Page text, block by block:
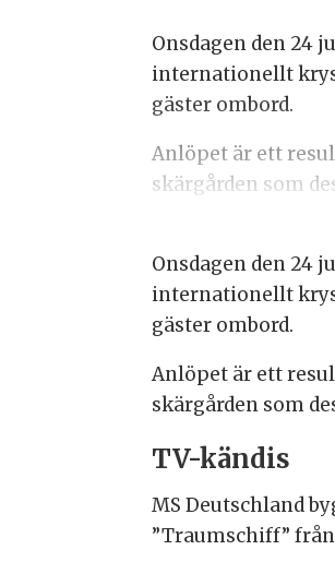
Onsdagen den 24
internationellt
gäster ombord.
Anlöpet är ett
skärgården som
Onsdagen den 24
internationellt
gäster ombord.
Anlöpet är ett
skärgården som
TV-kändis
MS Deutschland
”Traumschiff”